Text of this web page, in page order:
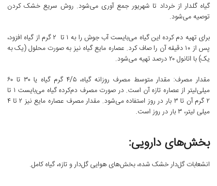
گیاه گلدار از خرداد تا شهریور جمع آوری می‌شود. روش سریع خشک کردن
توصیه می‌شود.
برای تهیه دم کرده این گیاه می‌بایست آب جوش را به ۱ تا ۲ گرم از گیاه افزود،
پس از ۱۰ دقیقه آن را صاف کرد. عصاره مایع گیاه نیز به صورت محلول (یک به
یک) با اتانول ۲۰ درصد تهیه می‌شود.
مقدار مصرف: مقدار متوسط مصرف روزانه گیاه، ۴/۵ گرم گیاه یا ۳۰ تا ۶۰
میلی‌لیتر از عصاره تازه آن است. در صورت مصرف دم‌کرده گیاه می‌بایست ۱ تا
۲ گرم آن تا ۳ بار در روز استفاده می‌شود. مقدار مصرف عصاره مایع نیز ۲ تا ۴
میلی لیتر، ۳ بار در روز است.
بخش‌های دارویی:
انشعابات گل‌دار خشک شده، بخش‌های هوایی گل‌دار و تازه، گیاه کامل.